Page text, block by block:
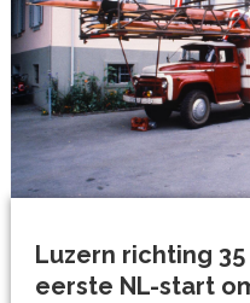
Luzern richting
eerste NL-start